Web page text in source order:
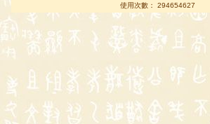
使用次數： 294654627